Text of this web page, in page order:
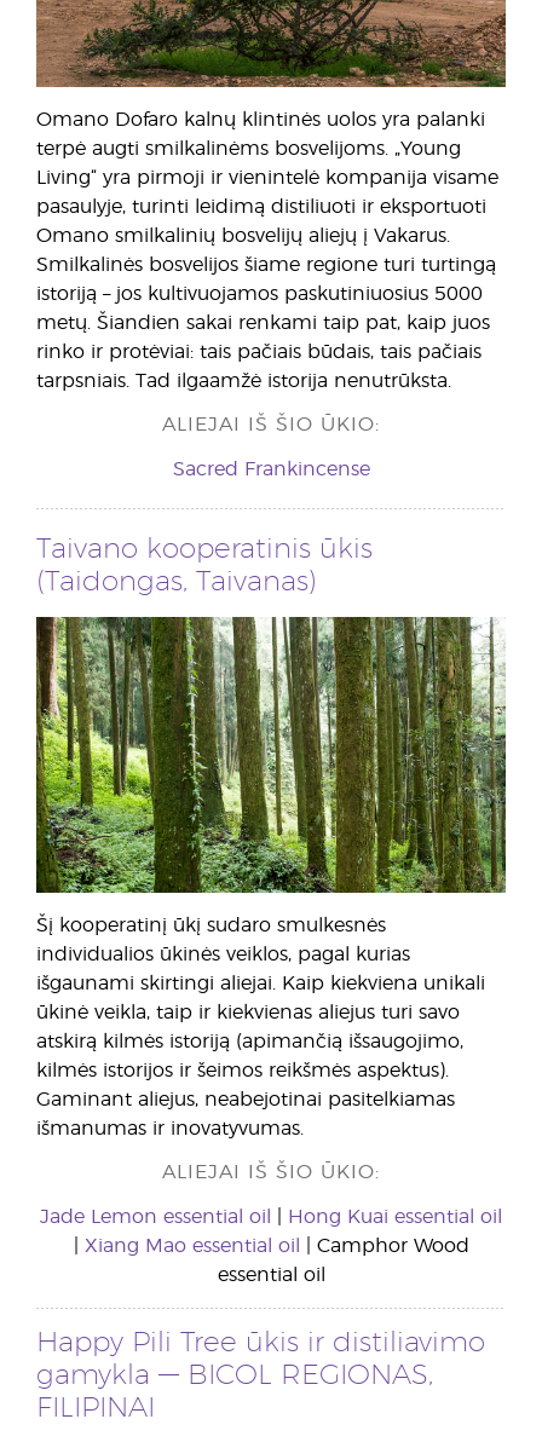
Omano Dofaro kalnų klintinės uolos yra palanki
terpė augti smilkalinėms bosvelijoms. „Young
Living“ yra pirmoji ir vienintelė kompanija visame
pasaulyje, turinti leidimą distiliuoti ir eksportuoti
Omano smilkalinių bosvelijų aliejų į Vakarus.
Smilkalinės bosvelijos šiame regione turi turtingą
istoriją – jos kultivuojamos paskutiniuosius 5000
metų. Šiandien sakai renkami taip pat, kaip juos
rinko ir protėviai: tais pačiais būdais, tais pačiais
tarpsniais. Tad ilgaamžė istorija nenutrūksta.
ALIEJAI IŠ ŠIO ŪKIO:
Sacred Frankincense
Taivano kooperatinis ūkis
(Taidongas, Taivanas)
Šį kooperatinį ūkį sudaro smulkesnės
individualios ūkinės veiklos, pagal kurias
išgaunami skirtingi aliejai. Kaip kiekviena unikali
ūkinė veikla, taip ir kiekvienas aliejus turi savo
atskirą kilmės istoriją (apimančią išsaugojimo,
kilmės istorijos ir šeimos reikšmės aspektus).
Gaminant aliejus, neabejotinai pasitelkiamas
išmanumas ir inovatyvumas.
ALIEJAI IŠ ŠIO ŪKIO:
Jade Lemon essential oil
Hong Kuai essential oil
Xiang Mao essential oil
| Camphor Wood
essential oil
Happy Pili Tree ūkis ir distiliavimo
gamykla — BICOL REGIONAS,
FILIPINAI